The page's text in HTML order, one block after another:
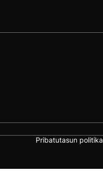
Pribatutasun politika